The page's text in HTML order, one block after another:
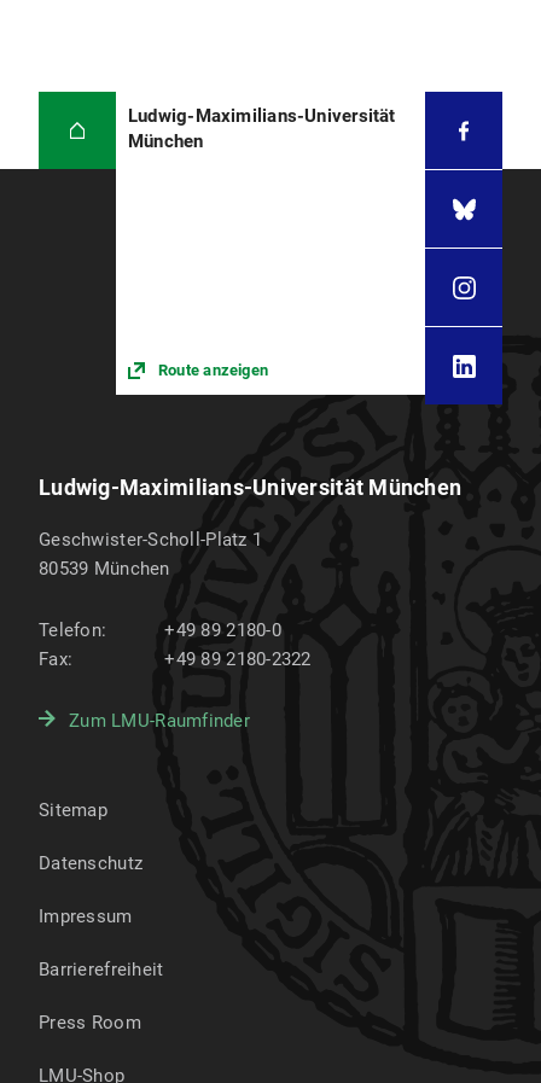
Ludwig-Maximilians-Universität
München
Route anzeigen
Ludwig-Maximilians-Universität München
Geschwister-Scholl-Platz 1
80539 München
Telefon:
+49 89 2180-0
Fax:
+49 89 2180-2322
Zum LMU-Raumfinder
Sitemap
Datenschutz
Impressum
Barrierefreiheit
Press Room
LMU-Shop